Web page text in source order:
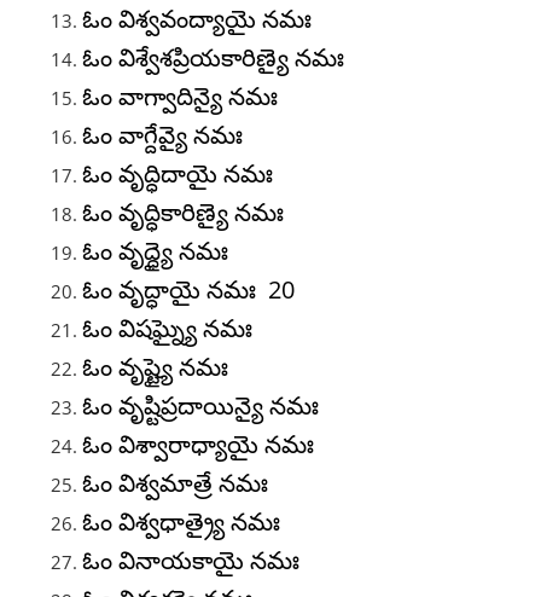
ఓం విశ్వవంద్యాయై నమః
ఓం విశ్వేశప్రియకారిణ్యై నమః
ఓం వాగ్వాదిన్యై నమః
ఓం వాగ్దేవ్యై నమః
ఓం వృద్ధిదాయై నమః
ఓం వృద్ధికారిణ్యై నమః
ఓం వృద్ధ్యై నమః
ఓం వృద్ధాయై నమః 20
ఓం విషఘ్న్యై నమః
ఓం వృష్ట్యై నమః
ఓం వృష్టిప్రదాయిన్యై నమః
ఓం విశ్వారాధ్యాయై నమః
ఓం విశ్వమాత్రే నమః
ఓం విశ్వధాత్ర్యై నమః
ఓం వినాయకాయై నమః